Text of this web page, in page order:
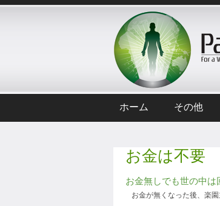
ホーム その他
お金は不要
お金無しでも世の中は
お金が無くなった後、楽